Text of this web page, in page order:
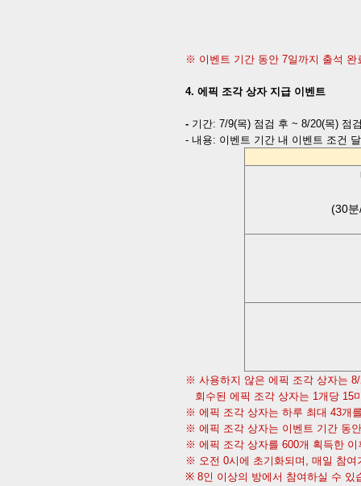
※ 이벤트 기간 동안 7일까지 출석 완
4. 에픽 조각 상자 지급 이벤트
- 기간: 7/9(목) 점검 후 ~ 8/20(목) 점
- 내용: 이벤트 기간 내 이벤트 조건
(30분
※ 사용하지 않은 에픽 조각 상자는
회수된 에픽 조각 상자는 1개당 15
※ 에픽 조각 상자는 하루 최대 43개
※ 에픽 조각 상자는 이벤트 기간 동
※ 에픽 조각 상자를 600개 획득한 이
※ 오전 0시에 초기화되며 , 매일 참여
※ 8인 이상의 방에서 참여하실 수 있